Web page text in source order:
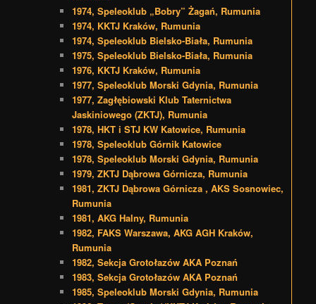
1974, Speleoklub „Bobry” Żagań, Rumunia
1974, KKTJ Kraków, Rumunia
1974, Speleoklub Bielsko-Biała, Rumunia
1975, Speleoklub Bielsko-Biała, Rumunia
1976, KKTJ Kraków, Rumunia
1977, Speleoklub Morski Gdynia, Rumunia
1977, Zagłębiowski Klub Taternictwa
Jaskiniowego (ZKTJ), Rumunia
1978, HKT i STJ KW Katowice, Rumunia
1978, Speleoklub Górnik Katowice
1978, Speleoklub Morski Gdynia, Rumunia
1979, ZKTJ Dąbrowa Górnicza, Rumunia
1981, ZKTJ Dąbrowa Górnicza , AKS Sosnowiec,
Rumunia
1981, AKG Halny, Rumunia
1982, FAKS Warszawa, AKG AGH Kraków,
Rumunia
1982, Sekcja Grotołazów AKA Poznań
1983, Sekcja Grotołazów AKA Poznań
1985, Speleoklub Morski Gdynia, Rumunia